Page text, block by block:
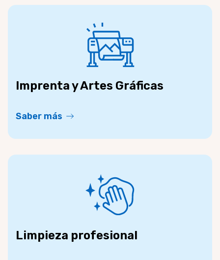
Imprenta y Artes Gráficas
Saber más
Limpieza profesional